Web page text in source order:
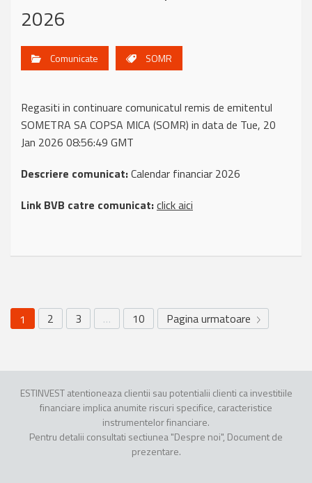
2026
Comunicate SOMR
Regasiti in continuare comunicatul remis de emitentul
SOMETRA SA COPSA MICA (SOMR) in data de Tue, 20
Jan 2026 08:56:49 GMT
Descriere comunicat:Calendar financiar 2026
Link BVB catre comunicat:click aici
1 2 3 … 10 Pagina urmatoare
ESTINVEST atentioneaza clientii sau potentialii clienti ca investitiile
financiare implica anumite riscuri specifice, caracteristice
instrumentelor financiare.
Pentru detalii consultati sectiunea "Despre noi", Document de
prezentare.